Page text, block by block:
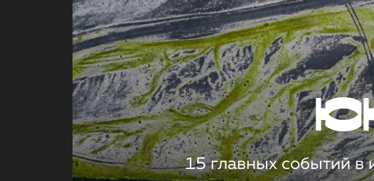
15 главных событий